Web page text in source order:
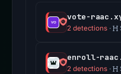
vote-
2 detections ·
enroll-
2 detections ·